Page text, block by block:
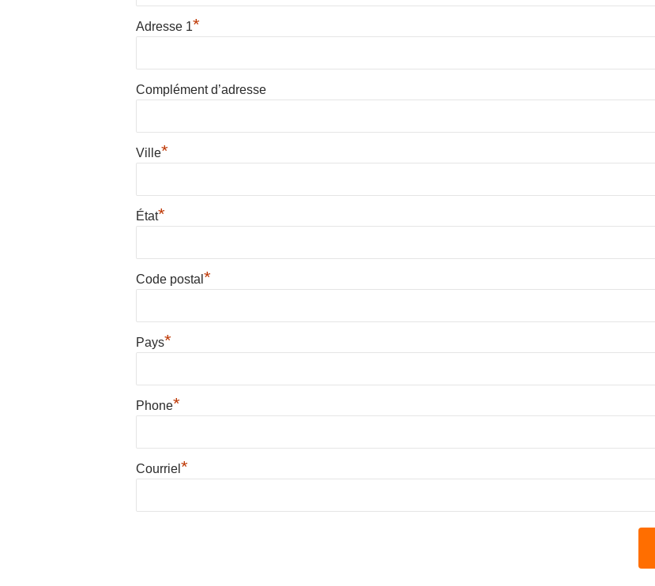
Adresse 1*
Complément d’adresse
Ville*
État*
Code postal *
Pays*
Phone*
Courriel *